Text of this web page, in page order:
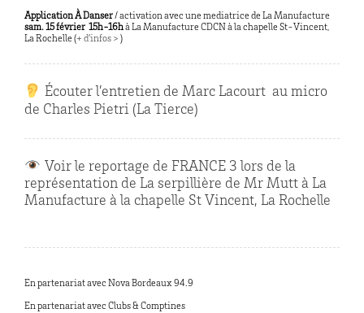
Application ÀDanser/ activation avec une mediatrice de La Manufacture
sam. 15 février 15h-16hà La Manufacture CDCN à la chapelle St-Vincent,
La Rochelle (+ d’infos > )
Écouter l’entretien de Marc Lacourt au micro
de Charles Pietri (La Tierce)
Voir le reportage de FRANCE 3 lors de la
représentation de La serpillière de Mr Mutt à La
Manufacture à la chapelle St Vincent, La Rochelle
En partenariat avec Nova Bordeaux 94.9
En partenariat avec Clubs & Comptines